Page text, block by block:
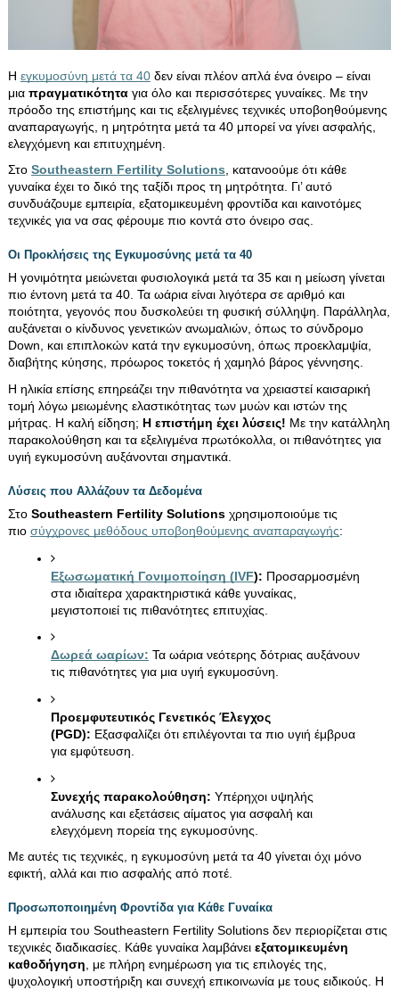
Η εγκυμοσύνη μετά τα 40 δεν είναι πλέον απλά ένα όνειρο – είναι
μια πραγματικότητα για όλο και περισσότερες γυναίκες. Με την
πρόοδο της επιστήμης και τις εξελιγμένες τεχνικές υποβοηθούμενης
αναπαραγωγής, η μητρότητα μετά τα 40 μπορεί να γίνει ασφαλής,
ελεγχόμενη και επιτυχημένη.
Στο Southeastern Fertility Solutions, κατανοούμε ότι κάθε
γυναίκα έχει το δικό της ταξίδι προς τη μητρότητα. Γι’ αυτό
συνδυάζουμε εμπειρία, εξατομικευμένη φροντίδα και καινοτόμες
τεχνικές για να σας φέρουμε πιο κοντά στο όνειρο σας.
Οι Προκλήσεις της Εγκυμοσύνης μετά τα 40
Η γονιμότητα μειώνεται φυσιολογικά μετά τα 35 και η μείωση γίνεται
πιο έντονη μετά τα 40. Τα ωάρια είναι λιγότερα σε αριθμό και
ποιότητα, γεγονός που δυσκολεύει τη φυσική σύλληψη. Παράλληλα,
αυξάνεται ο κίνδυνος γενετικών ανωμαλιών, όπως το σύνδρομο
Down, και επιπλοκών κατά την εγκυμοσύνη, όπως προεκλαμψία,
διαβήτης κύησης, πρόωρος τοκετός ή χαμηλό βάρος γέννησης.
Η ηλικία επίσης επηρεάζει την πιθανότητα να χρειαστεί καισαρική
τομή λόγω μειωμένης ελαστικότητας των μυών και ιστών της
μήτρας. Η καλή είδηση; Η επιστήμη έχει λύσεις! Με την κατάλληλη
παρακολούθηση και τα εξελιγμένα πρωτόκολλα, οι πιθανότητες για
υγιή εγκυμοσύνη αυξάνονται σημαντικά.
Λύσεις που Αλλάζουν τα Δεδομένα
Στο Southeastern Fertility Solutions χρησιμοποιούμε τις
πιο σύγχρονες μεθόδους υποβοηθούμενης αναπαραγωγής:
Εξωσωματική Γονιμοποίηση (IVF): Προσαρμοσμένη
στα ιδιαίτερα χαρακτηριστικά κάθε γυναίκας,
μεγιστοποιεί τις πιθανότητες επιτυχίας.
Δωρεά ωαρίων: Τα ωάρια νεότερης δότριας αυξάνουν
τις πιθανότητες για μια υγιή εγκυμοσύνη.
Προεμφυτευτικός Γενετικός Έλεγχος
(PGD): Εξασφαλίζει ότι επιλέγονται τα πιο υγιή έμβρυα
για εμφύτευση.
Συνεχής παρακολούθηση: Υπέρηχοι υψηλής
ανάλυσης και εξετάσεις αίματος για ασφαλή και
ελεγχόμενη πορεία της εγκυμοσύνης.
Με αυτές τις τεχνικές, η εγκυμοσύνη μετά τα 40 γίνεται όχι μόνο
εφικτή, αλλά και πιο ασφαλής από ποτέ.
Προσωποποιημένη Φροντίδα για Κάθε Γυναίκα
Η εμπειρία του Southeastern Fertility Solutions δεν περιορίζεται στις
τεχνικές διαδικασίες. Κάθε γυναίκα λαμβάνει εξατομικευμένη
καθοδήγηση, με πλήρη ενημέρωση για τις επιλογές της,
ψυχολογική υποστήριξη και συνεχή επικοινωνία με τους ειδικούς. Η